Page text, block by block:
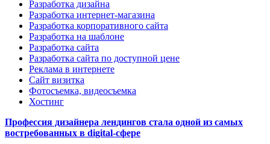
Разработка дизайна
Разработка интернет-магазина
Разработка корпоративного сайта
Разработка на шаблоне
Разработка сайта
Разработка сайта по доступной цене
Реклама в интернете
Сайт визитка
Фотосъемка, видеосъемка
Хостинг
Профессия дизайнера лендингов стала одной из самых
востребованных в digital-сфере